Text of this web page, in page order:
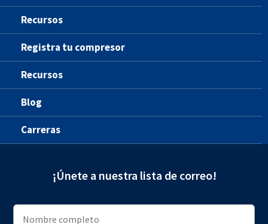
Recursos
Registra tu compresor
Recursos
Blog
Carreras
¡Únete a nuestra lista de correo!